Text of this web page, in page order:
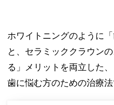
ホワイトニングのように
と、セラミッククラウン
る」メリットを両立した
歯に悩む方のための治療法